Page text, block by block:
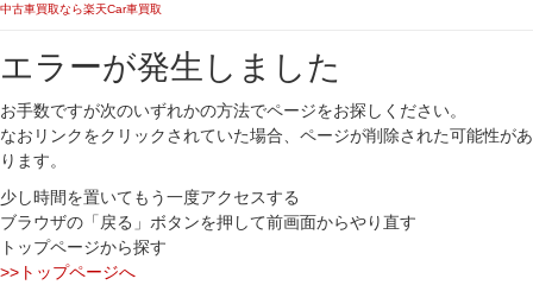
中古車買取なら楽天Car車買取
エラーが発生しました
お手数ですが次のいずれかの方法でページをお探しください。
なおリンクをクリックされていた場合、ページが削除された可能性があ
ります。
少し時間を置いてもう一度アクセスする
ブラウザの「戻る」ボタンを押して前画面からやり直す
トップページから探す
>>トップページへ